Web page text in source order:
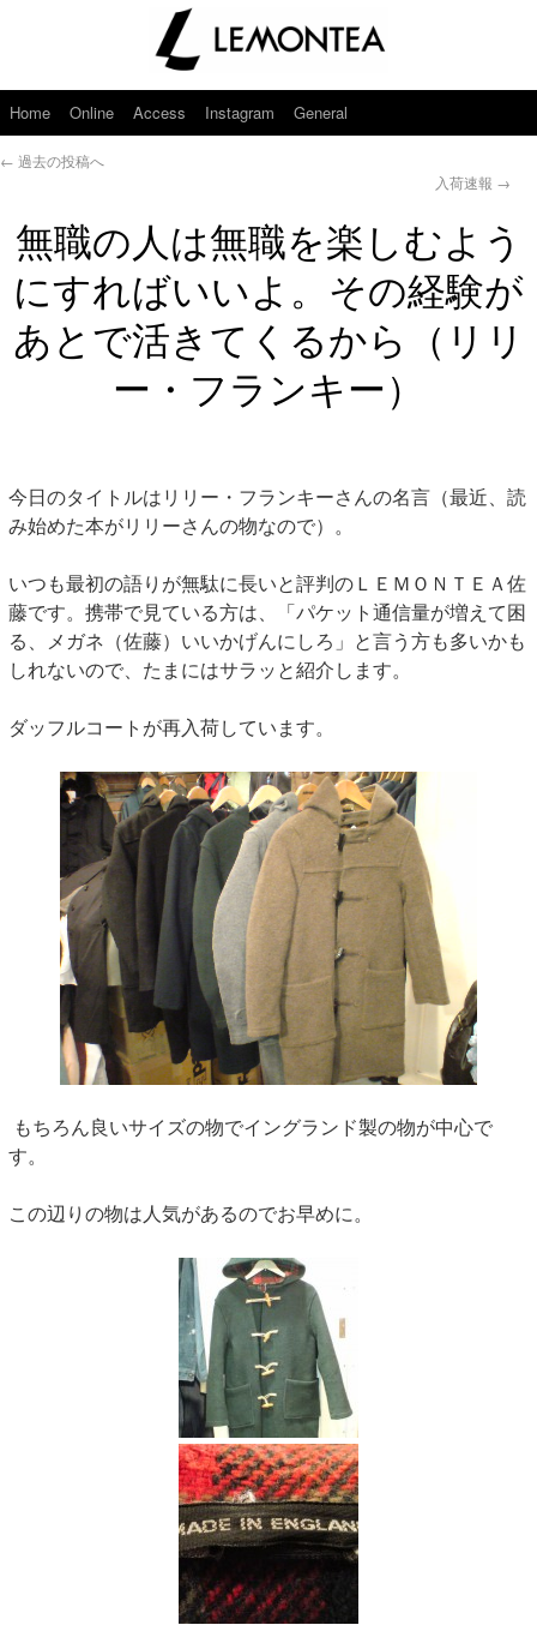
Home Online Access Instagram General
← 過去の投稿へ
入荷速報 →
無職の人は無職を楽しむよう
にすればいいよ。その経験が
あとで活きてくるから（リリ
ー・フランキー）
今日のタイトルはリリー・フランキーさんの名言（最近、読
み始めた本がリリーさんの物なので）。
いつも最初の語りが無駄に長いと評判のＬＥＭＯＮＴＥＡ佐
藤です。携帯で見ている方は、「パケット通信量が増えて困
る、メガネ（佐藤）いいかげんにしろ」と言う方も多いかも
しれないので、たまにはサラッと紹介します。
ダッフルコートが再入荷しています。
もちろん良いサイズの物でイングランド製の物が中心で
す。
この辺りの物は人気があるのでお早めに。